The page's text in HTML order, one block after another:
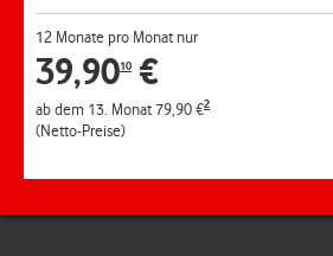
12 Monate pro Monat nur
39,9010 €
ab dem 13. Monat 79,90 €2
(Netto-Preise)